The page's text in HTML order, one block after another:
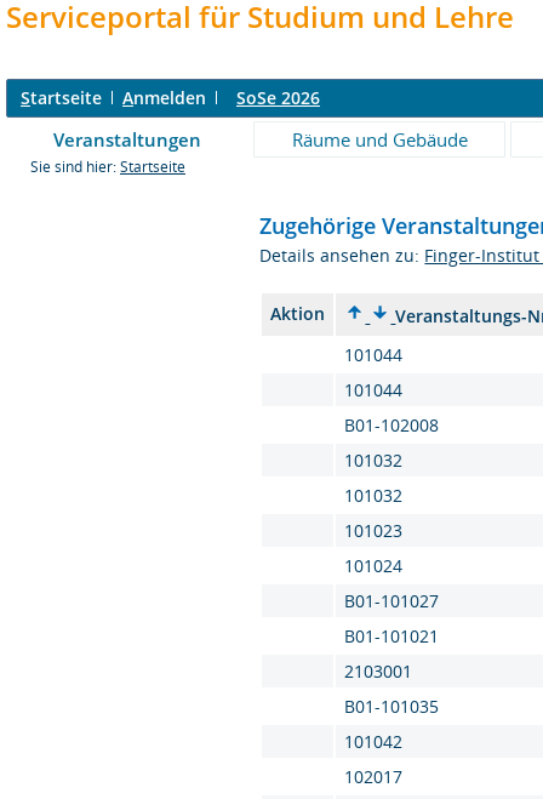
Serviceportal für Studium und Lehre
Startseite Anmelden SoSe 2026
Veranstaltungen Räume und Gebäude
Sie sind hier: Startseite
Zugehörige
Details ansehen zu: Finger-
Aktion
Veranstaltungs-
101044
101044
B01-102008
101032
101032
101023
101024
B01-101027
B01-101021
2103001
B01-101035
101042
102017